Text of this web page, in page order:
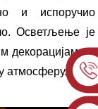
и испоручио
Осветљење је
декорацијама и
атмосферу.“